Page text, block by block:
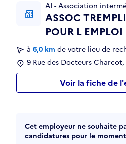
AI - Association
ASSOC
POUR L EMPLOI
à 6,0 km de votre lieu de
9 Rue des Docteurs
Voir la fiche de
Cet employeur ne souhaite
candidatures pour le moment